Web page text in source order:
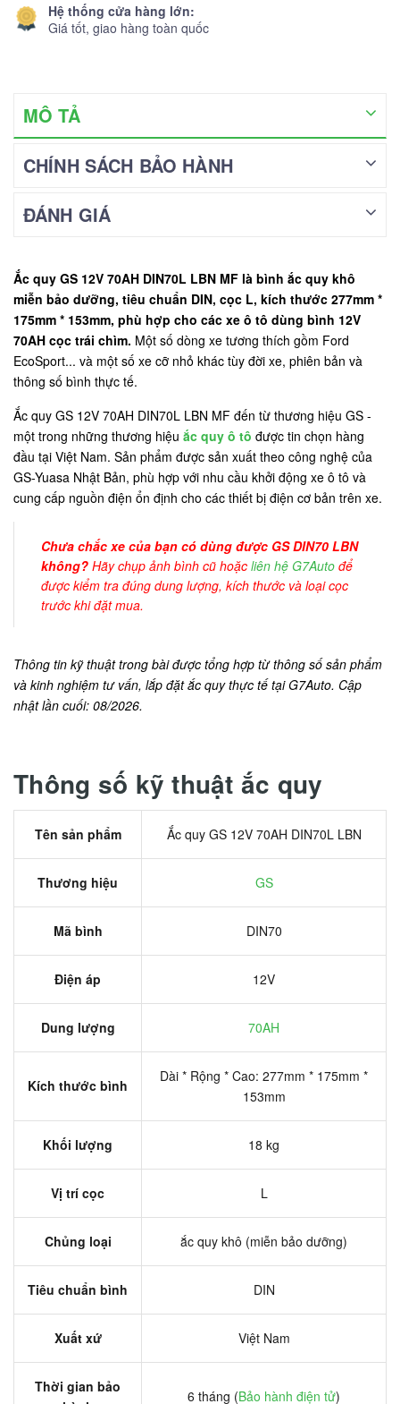
Hệ thống cửa hàng lớn:
Giá tốt, giao hàng toàn quốc
MÔ TẢ
CHÍNH SÁCH BẢO HÀNH
ĐÁNH GIÁ
Ắc quy GS 12V 70AH DIN70L LBN MF là bình ắc quy khô
miễn bảo dưỡng, tiêu chuẩn DIN, cọc L, kích thước 277mm *
175mm * 153mm, phù hợp cho các xe ô tô dùng bình 12V
70AH cọc trái chìm. Một số dòng xe tương thích gồm Ford
EcoSport... và một số xe cỡ nhỏ khác tùy đời xe, phiên bản và
thông số bình thực tế.
Ắc quy GS 12V 70AH DIN70L LBN MF đến từ thương hiệu GS -
một trong những thương hiệu ắc quy ô tô được tin chọn hàng
đầu tại Việt Nam. Sản phẩm được sản xuất theo công nghệ của
GS-Yuasa Nhật Bản, phù hợp với nhu cầu khởi động xe ô tô và
cung cấp nguồn điện ổn định cho các thiết bị điện cơ bản trên xe.
Chưa chắc xe của bạn có dùng được GS DIN70 LBN
không? Hãy chụp ảnh bình cũ hoặc liên hệ G7Auto để
được kiểm tra đúng dung lượng, kích thước và loại cọc
trước khi đặt mua.
Thông tin kỹ thuật trong bài được tổng hợp từ thông số sản phẩm
và kinh nghiệm tư vấn, lắp đặt ắc quy thực tế tại G7Auto. Cập
nhật lần cuối: 08/2026.
Thông số kỹ thuật ắc quy
Tên sản phẩm Ắc quy GS 12V 70AH DIN70L LBN
Thương hiệu GS
Mã bình DIN70
Điện áp 12V
Dung lượng 70AH
Kích thước bình
Dài * Rộng * Cao: 277mm * 175mm *
153mm
Khối lượng 18 kg
Vị trí cọc L
Chủng loại ắc quy khô (miễn bảo dưỡng)
Tiêu chuẩn bình DIN
Xuất xứ Việt Nam
Thời gian bảo
6 tháng (Bảo hành điện tử)